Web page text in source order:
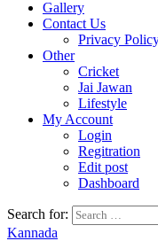
Gallery
Contact Us
Privacy
Other
Cricket
Jai Jawan
Lifestyle
My Account
Login
Regitration
Edit post
Dashboard
Search for:
Kannada